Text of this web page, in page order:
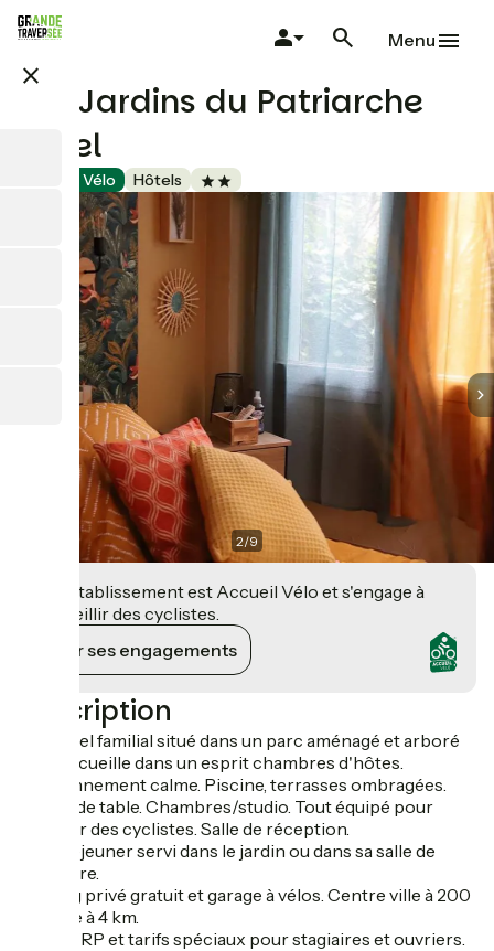
Aller
au
principal
close
Menu
Les Jardins du Patriarche
Hôtel
Accueil Vélo Hôtels
2/9
Cet établissement est Accueil Vélo et s'engage à
accueillir des cyclistes.
Voir ses engagements
Description
Cet hôtel familial situé dans un parc aménagé et arboré
vous accueille dans un esprit chambres d'hôtes.
Environnement calme. Piscine, terrasses ombragées.
Tennis de table. Chambres/studio. Tout équipé pour
recevoir des cyclistes. Salle de réception.
Petit déjeuner servi dans le jardin ou dans sa salle de
caractère.
Parking privé gratuit et garage à vélos. Centre ville à 200
m, plage à 4 km.
Etape VRP et tarifs spéciaux pour stagiaires et ouvriers.